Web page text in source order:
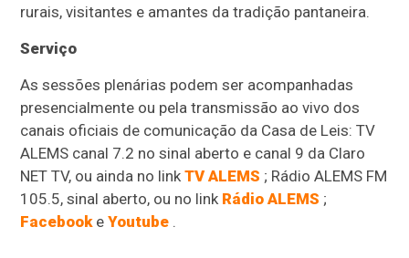
rurais, visitantes e amantes da tradição pantaneira.
Serviço
As sessões plenárias podem ser acompanhadas
presencialmente ou pela transmissão ao vivo dos
canais oficiais de comunicação da Casa de Leis: TV
ALEMS canal 7.2 no sinal aberto e canal 9 da Claro
NET TV, ou ainda no linkTV ALEMS ; Rádio ALEMS FM
105.5, sinal aberto, ou no link Rádio ALEMS ;
FacebookeYoutube .